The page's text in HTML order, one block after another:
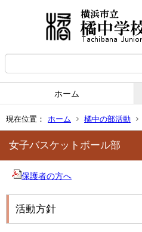
ホーム
現在位置： ホーム 橘中の部活動
女子バスケットボール部
保護者の方へ
活動方針